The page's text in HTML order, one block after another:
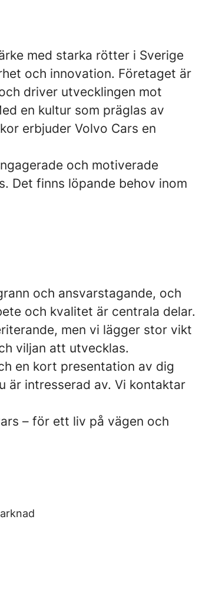
med starka rötter i Sverige
och innovation. Företaget är
driver utvecklingen mot
en kultur som präglas av
erbjuder Volvo Cars en
och motiverade
Det finns löpande behov inom
och ansvarstagande, och
och kvalitet är centrala delar.
men vi lägger stor vikt
viljan att utvecklas.
en kort presentation av dig
är intresserad av. Vi kontaktar
– för ett liv på vägen och